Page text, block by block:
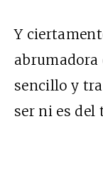
Y
abrumadora
sencillo y
ser ni es del